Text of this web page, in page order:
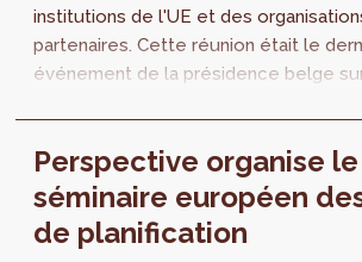
institutions de l'UE et des
partenaires. Cette réunion était le
événement de la présidence belge
présidence, mais aussi un exposé de la
nouvelle politique européenne de
des sols et son impact sur la
urbaine.
Perspective organise
séminaire européen
de planification